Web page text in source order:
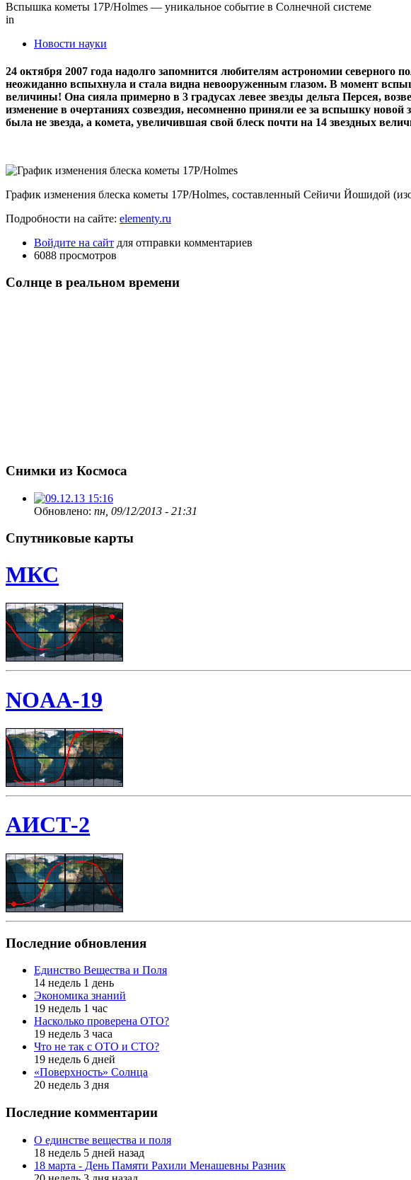
Вспышка кометы 17P/Holmes — уникальное событие в Солнечной системе
in
Новости науки
24 октября 2007 года надолго запомнится любителям астрономии
неожиданно вспыхнула и стала видна невооруженным глазом. В момент
величины! Она сияла примерно в 3 градусах левее звезды дельта Персея,
изменение в очертаниях созвездия, несомненно приняли ее за вспышку
была не звезда, а комета, увеличившая свой блеск почти на 14 звездных
График изменения блеска кометы 17P/Holmes, составленный Сейичи Йошидой
Подробности на сайте: elementy.ru
Войдите на сайт для отправки комментариев
6088 просмотров
Солнце в реальном времени
Снимки из Космоса
Обновлено: пн, 09/12/2013 - 21:31
Спутниковые карты
МКС
NOAA-19
АИСТ-2
Последние обновления
Единство Вещества и Поля
14 недель 1 день
Экономика знаний
19 недель 1 час
Насколько проверена ОТО?
19 недель 3 часа
Что не так с ОТО и СТО?
19 недель 6 дней
«Поверхность» Солнца
20 недель 3 дня
Последние комментарии
О единстве вещества и поля
18 недель 5 дней назад
18 марта - День Памяти Рахили Менашевны Разник